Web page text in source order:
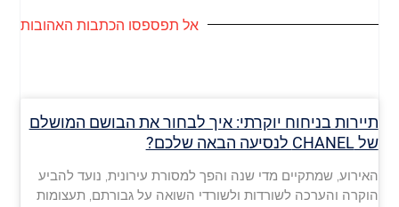
אל תפספסו הכתבות האהובות
תיירות בניחוח יוקרתי: איך לבחור את הבושם המושלם
של CHANEL לנסיעה הבאה שלכם?
האירוע, שמתקיים מדי שנה והפך למסורת עירונית, נועד להביע
הוקרה והערכה לשורדות ולשורדי השואה על גבורתם, תעצומות